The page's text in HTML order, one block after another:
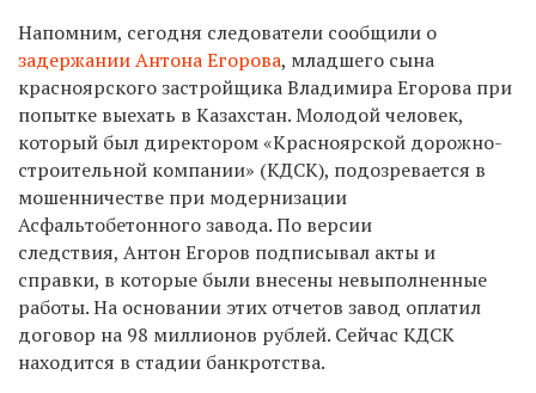
Напомним, сегодня следователи сообщили о
задержании Антона Егорова, младшего сына
красноярского застройщика Владимира Егорова при
попытке выехать в Казахстан. Молодой человек,
который был директором«Красноярской дорожно-
строительной компании» (КДСК), подозревается в
мошенничестве при модернизации
Асфальтобетонного завода. По версии
следствия, Антон Егоров подписывал акты и
справки, в которые были внесены невыполненные
работы. На основании этих отчетов завод оплатил
договор на 98 миллионов рублей. Сейчас КДСК
находится в стадии банкротства.